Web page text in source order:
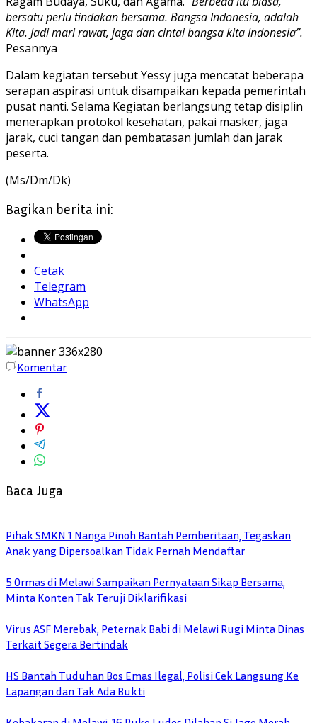
bersatu perlu tindakan bersama. Bangsa Indonesia, adalah
Kita. Jadi mari rawat, jaga dan cintai bangsa kita Indonesia”.
Pesannya
Dalam kegiatan tersebut Yessy juga mencatat beberapa
serapan aspirasi untuk disampaikan kepada pemerintah
pusat nanti. Selama Kegiatan berlangsung tetap disiplin
menerapkan protokol kesehatan, pakai masker, jaga
jarak, cuci tangan dan pembatasan jumlah dan jarak
peserta.
(Ms/Dm/Dk)
Bagikan berita ini:
Cetak
Telegram
WhatsApp
Komentar
Baca Juga
Pihak SMKN 1 Nanga Pinoh Bantah Pemberitaan, Tegaskan
Anak yang Dipersoalkan Tidak Pernah Mendaftar
5 Ormas di Melawi Sampaikan Pernyataan Sikap Bersama,
Minta Konten Tak Teruji Diklarifikasi
Virus ASF Merebak, Peternak Babi di Melawi Rugi Minta Dinas
Terkait Segera Bertindak
HS Bantah Tuduhan Bos Emas Ilegal, Polisi Cek Langsung Ke
Lapangan dan Tak Ada Bukti